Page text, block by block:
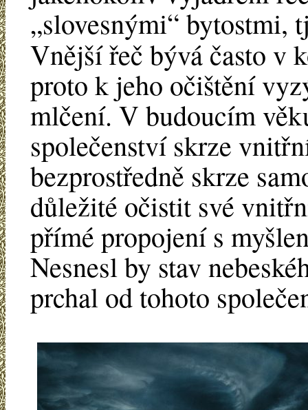
„slovesnými“
Vnější řeč bývá často v
proto k jeho očištění
mlčení. V budoucím
společenství skrze
bezprostředně skrze
důležité očistit své
přímé propojení s
Nesnesl by stav
prchal od tohoto